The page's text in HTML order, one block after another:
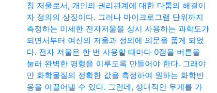
칭 저울로서, 개인의 권리관계에 대한 다툼의 해결이
자 정의의 상징이다. 그러나 마이크로그램 단위까지
측정하는 미세한 전자저울을 상시 사용하는 과학도가
되면서부터 여신의 저울과 정의에 의문을 품게 되었
다. 전자 저울은 한 번 사용할 때마다 0점을 버튼을
눌러 완벽한 평형을 이루도록 만들어야 한다. 그래야
만 화학물질의 정확한 값을 측정하여 원하는 화학반
응을 이끌어낼 수 있다. 그런데, 상대적인 무게를 가